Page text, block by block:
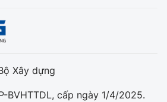
Xây dựng
BVHTTDL, cấp ngày 1/4/2025.